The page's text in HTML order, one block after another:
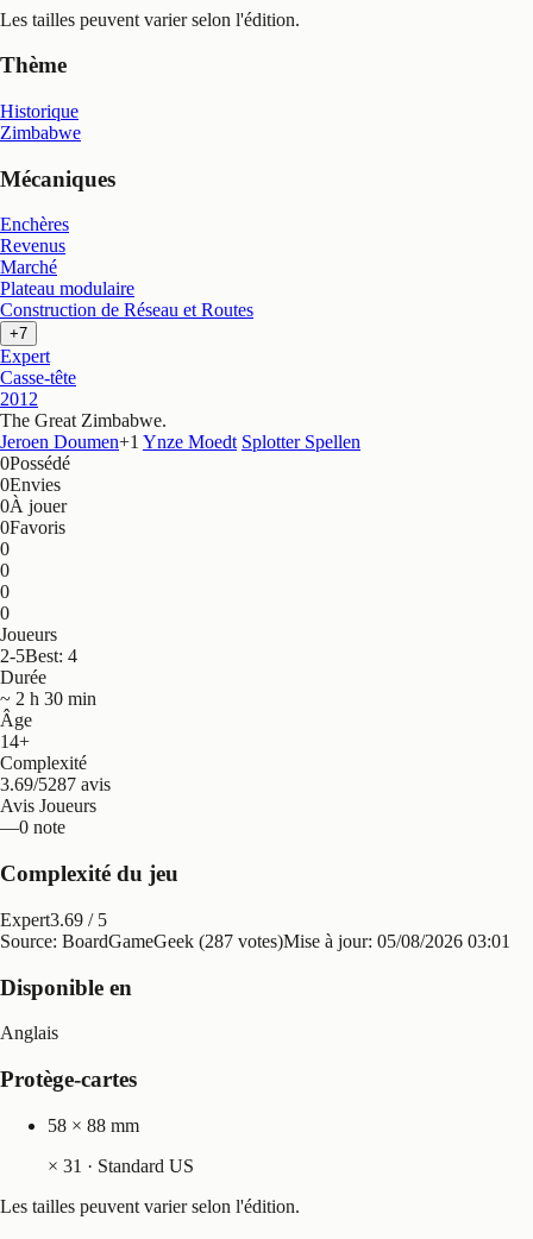
Les tailles peuvent varier selon l'édition.
Thème
Historique
Zimbabwe
Mécaniques
Enchères
Revenus
Marché
Plateau modulaire
Construction de Réseau et Routes
+7
Expert
Casse-tête
2012
The Great Zimbabwe.
Jeroen Doumen+1 Ynze Moedt Splotter Spellen
0Possédé
0Envies
0À jouer
0Favoris
0
0
0
0
Joueurs
2-5Best: 4
Durée
~ 2 h 30 min
Âge
14+
Complexité
3.69/5287 avis
Avis Joueurs
—0 note
Complexité du jeu
Expert3.69 / 5
Source: BoardGameGeek (287 votes)Mise à jour: 05/08/2026 03:01
Disponible en
Anglais
Protège-cartes
58 × 88 mm
× 31 · Standard US
Les tailles peuvent varier selon l'édition.